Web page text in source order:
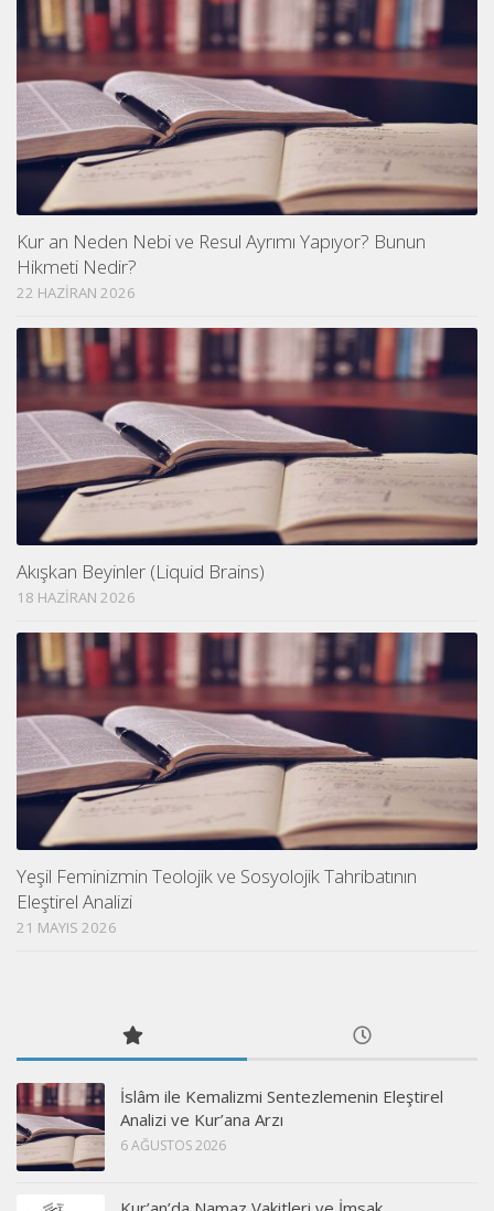
Kur an Neden Nebi ve Resul Ayrımı Yapıyor? Bunun
Hikmeti Nedir?
22 HAZIRAN 2026
Akışkan Beyinler (Liquid Brains)
18 HAZIRAN 2026
Yeşil Feminizmin Teolojik ve Sosyolojik Tahribatının
Eleştirel Analizi
21 MAYIS 2026
İslâm ile Kemalizmi Sentezlemenin Eleştirel
Analizi ve Kur’ana Arzı
6 AĞUSTOS 2026